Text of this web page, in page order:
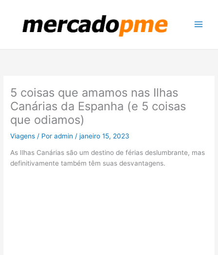
5 coisas que amamos nas Ilhas
Canárias da Espanha (e 5 coisas
que odiamos)
Viagens / Poradmin /janeiro 15, 2023
As Ilhas Canárias são um destino de férias deslumbrante, mas
definitivamente também têm suas desvantagens.